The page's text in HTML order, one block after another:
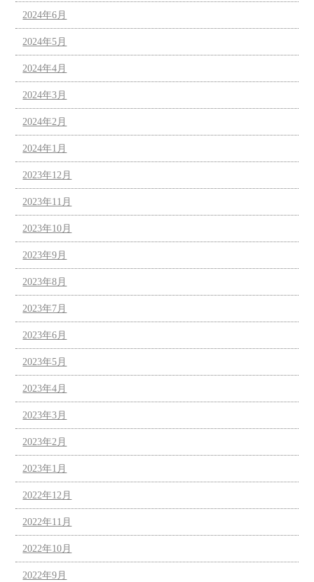
2024年6月
2024年5月
2024年4月
2024年3月
2024年2月
2024年1月
2023年12月
2023年11月
2023年10月
2023年9月
2023年8月
2023年7月
2023年6月
2023年5月
2023年4月
2023年3月
2023年2月
2023年1月
2022年12月
2022年11月
2022年10月
2022年9月